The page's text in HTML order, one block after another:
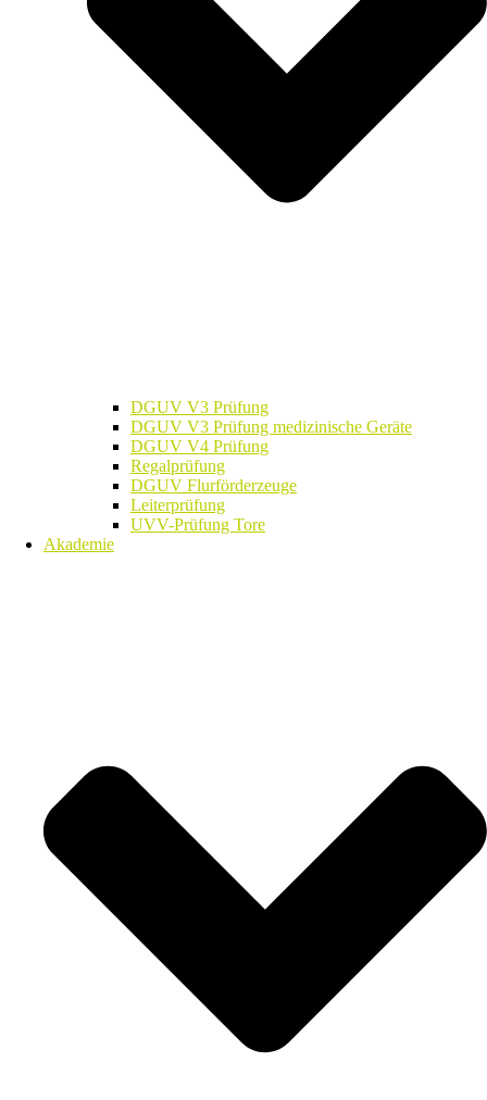
DGUV V3 Prüfung
DGUV V3 Prüfung medizinische Geräte
DGUV V4 Prüfung
Regalprüfung
DGUV Flurförderzeuge
Leiterprüfung
UVV-Prüfung Tore
Akademie